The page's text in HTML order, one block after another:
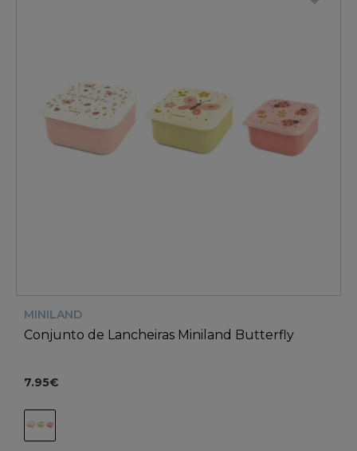
MINILAND
Conjunto de Lancheiras Miniland Butterfly
7.95€